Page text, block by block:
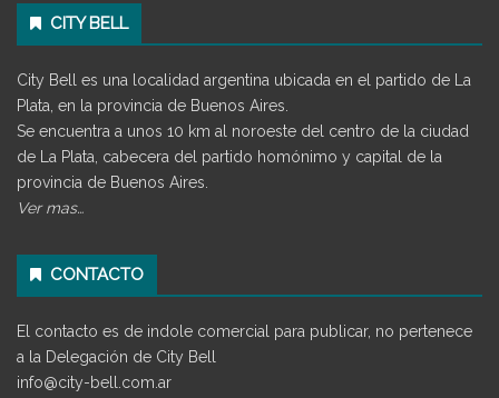
CITY BELL
City Bell es una localidad argentina ubicada en el partido de La
Plata, en la provincia de Buenos Aires.
Se encuentra a unos 10 km al noroeste del centro de la ciudad
de La Plata, cabecera del partido homónimo y capital de la
provincia de Buenos Aires.
Ver mas…
CONTACTO
El contacto es de indole comercial para publicar, no pertenece
a la Delegación de City Bell
info@city-bell.com.ar